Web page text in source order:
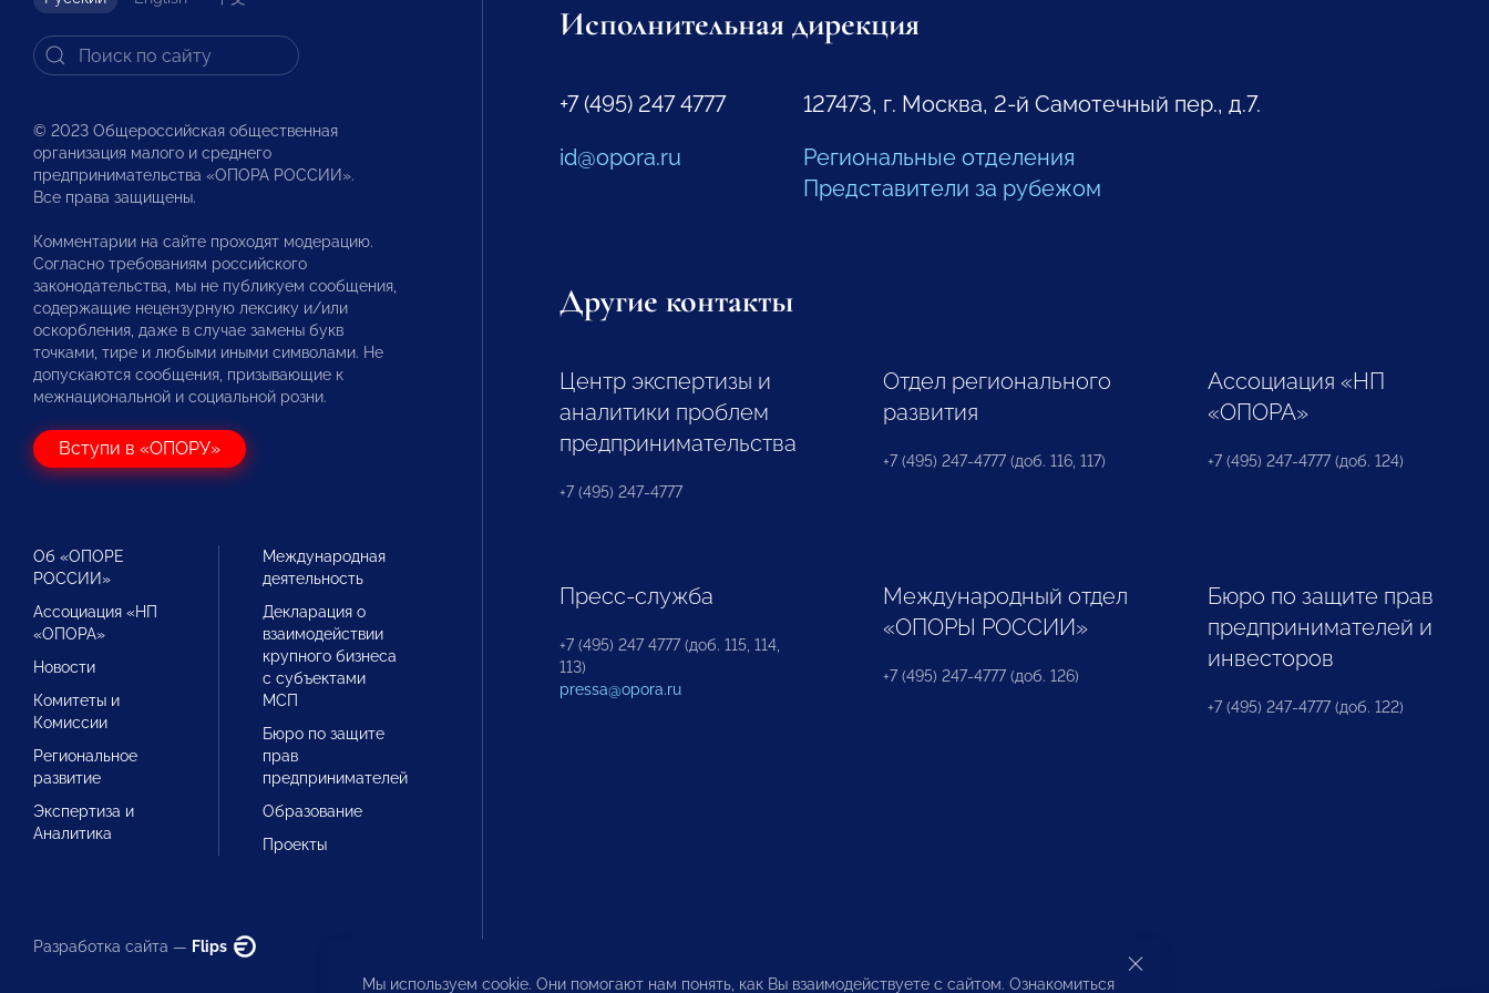
© 2023 Общероссийская общественная
организация малого и среднего
предпринимательства «ОПОРА РОССИИ».
Все права защищены.
Комментарии на сайте проходят модерацию.
Согласно требованиям российского
законодательства, мы не публикуем сообщения,
содержащие нецензурную лексику и/или
оскорбления, даже в случае замены букв
точками, тире и любыми иными символами. Не
допускаются сообщения, призывающие к
межнациональной и социальной розни.
Вступи в «ОПОРУ»
Об «ОПОРЕ
РОССИИ»
Ассоциация «НП
«ОПОРА»
Новости
Комитеты и
Комиссии
Региональное
развитие
Экспертиза и
Аналитика
Международная
деятельность
Декларация о
взаимодействии
крупного бизнеса
с субъектами
МСП
Бюро по защите
прав
предпринимателей
Образование
Проекты
Разработка сайта — Flips
Исполнительная дирекция
+7 (495) 247 4777
id@opora.ru
127473, г. Москва, 2-й Самотечный пер., д.7.
Региональные отделения
Представители за рубежом
Другие контакты
Центр экспертизы и
аналитики проблем
предпринимательства
+7 (495) 247-4777
Отдел регионального
развития
+7 (495) 247-4777 (доб. 116, 117)
Ассоциация «НП
«ОПОРА»
+7 (495) 247-4777 (доб. 124)
Пресс-служба
+7 (495) 247 4777 (доб. 115, 114,
113)
pressa@opora.ru
Международный отдел
«ОПОРЫ РОССИИ»
+7 (495) 247-4777 (доб. 126)
Бюро по защите прав
предпринимателей и
инвесторов
+7 (495) 247-4777 (доб. 122)
Мы используем cookie. Они помогают нам понять, как Вы взаимодействуете с сайтом. Ознакомиться